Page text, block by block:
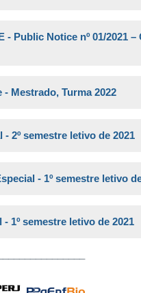
- Public Notice nº 01/2021 –
Mestrado, Turma 2022
2º semestre letivo de 2021
- 1º semestre letivo
1º semestre letivo de 2021